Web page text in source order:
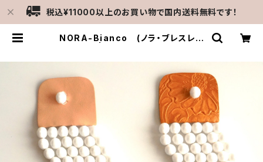
税込¥11000以上のお買い物で国内送料無料です！
NORA-Bianco (ノラ・ブレスレッ